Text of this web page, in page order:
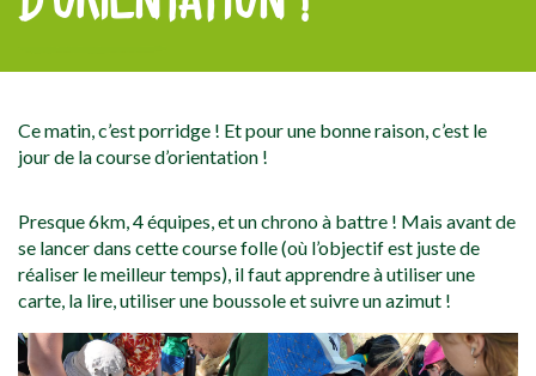
Ce matin, c’est porridge ! Et pour une bonne raison, c’est le
jour de la course d’orientation !
Presque 6km, 4 équipes, et un chrono à battre ! Mais avant de
se lancer dans cette course folle (où l’objectif est juste de
réaliser le meilleur temps), il faut apprendre à utiliser une
carte, la lire, utiliser une boussole et suivre un azimut !